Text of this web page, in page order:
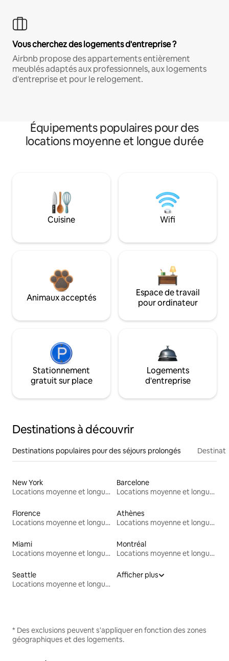
Vous cherchez des logements d'entreprise ?
Airbnb propose des appartements entièrement
meublés adaptés aux professionnels, aux logements
d'entreprise et pour le relogement.
Équipements populaires pour des
locations moyenne et longue durée
Cuisine Wifi
Animaux acceptés
Espace de travail
pour ordinateur
Stationnement
gratuit sur place
Logements
d'entreprise
Destinations à découvrir
Destinations populaires pour des séjours prolongés
New York
Locations moyenne et longue durée
Barcelone
Locations moyenne et longue durée
Florence
Locations moyenne et longue durée
Athènes
Locations moyenne et longue durée
Miami
Locations moyenne et longue durée
Montréal
Locations moyenne et longue durée
Seattle
Locations moyenne et longue durée
Afficher plus
* Des exclusions peuvent s'appliquer en fonction des zones
géographiques et des logements.